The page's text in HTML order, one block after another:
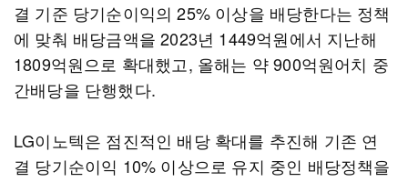
결 기준 당기순이익의 25% 이상을 배당한다는 정책
에 맞춰 배당금액을 2023년 1449억원에서 지난해
1809억원으로 확대했고, 올해는 약 900억원어치 중
간배당을 단행했다.
LG이노텍은 점진적인 배당 확대를 추진해 기존 연
결 당기순이익 10% 이상으로 유지 중인 배당정책을